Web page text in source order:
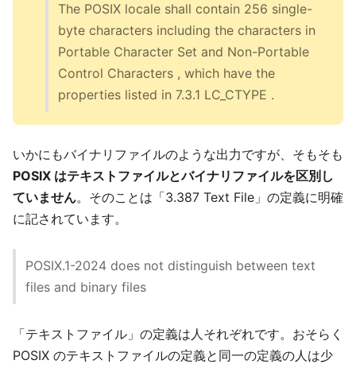
The POSIX locale shall contain 256 single-
byte characters including the characters in
Portable Character Set and Non-Portable
Control Characters , which have the
properties listed in 7.3.1 LC_CTYPE .
いかにもバイナリファイルのような出力ですが、そもそも
POSIX はテキストファイルとバイナリファイルを区別し
ていません。そのことは「3.387 Text File」の定義に明確
に記されています。
POSIX.1-2024 does not distinguish between text
files and binary files
「テキストファイル」の定義は人それぞれです。おそらく
POSIX のテキストファイルの定義と同一の定義の人は少